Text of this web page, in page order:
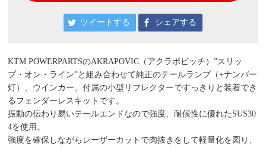
ツイートする シェアする
KTM POWERPARTSのAKRAPOVIC（アクラポビッチ）”スリッ
プ・オン・ライン”と組み合わせて純正のテールランプ（+ナンバー
灯）、ウインカー、付属の小型リフレクターですっきりと装着でき
るフェンダーレスキットです。
振動の伝わり易いテールエンドなので強度、耐候性に優れたSUS30
4を使用。
強度を確保しながらレーザーカットで肉抜きをして軽量化を図り、